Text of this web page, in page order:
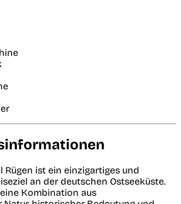
Rügen ist ein einzigartiges und
an der deutschen Ostseeküste.
Kombination aus